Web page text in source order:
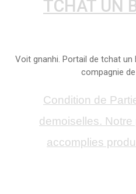
TCHAT UN
Voit gnanhi. Portail de tchat un
compagnie